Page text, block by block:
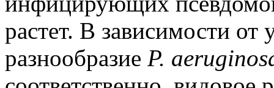
растет. В зависимости
разнообразие P.